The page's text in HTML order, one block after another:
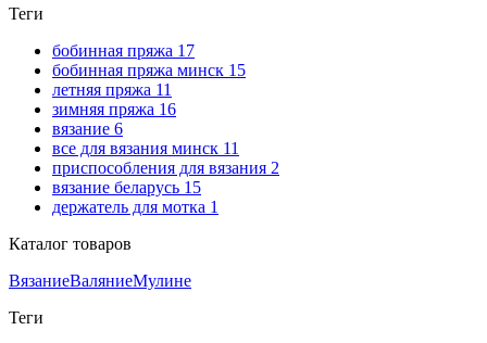
Теги
бобинная пряжа 17
бобинная пряжа минск 15
летняя пряжа 11
зимняя пряжа 16
вязание 6
все для вязания минск 11
приспособления для вязания 2
вязание беларусь 15
держатель для мотка 1
Каталог товаров
ВязаниеВаляниеМулине
Теги